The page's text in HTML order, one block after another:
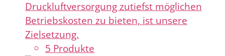
Druckluftversorgung zutiefst möglichen
Betriebskosten zu bieten, ist unsere
Zielsetzung.
5 Produkte